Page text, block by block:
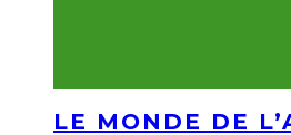
LE MONDE DE